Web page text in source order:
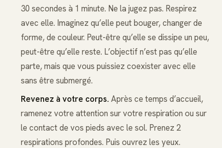
30 secondes à 1 minute. Ne la jugez pas. Respirez
avec elle. Imaginez qu’elle peut bouger, changer de
forme, de couleur. Peut-être qu’elle se dissipe un peu,
peut-être qu’elle reste. L’objectif n’est pas qu’elle
parte, mais que vous puissiez coexister avec elle
sans être submergé.
Revenez à votre corps. Après ce temps d’accueil,
ramenez votre attention sur votre respiration ou sur
le contact de vos pieds avec le sol. Prenez 2
respirations profondes. Puis ouvrez les yeux.